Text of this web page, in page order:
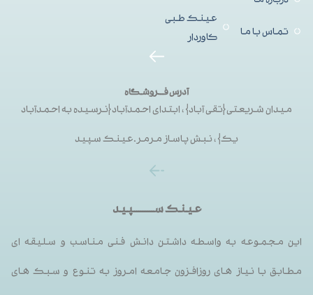
تماس با ما
عینک طبی
کاوردار
آدرس فــروشگاه
میدان شریعتی{تقی آباد}، ابتدای احمدآباد{نرسیده به احمدآباد
یک}، نبش پاساز مرمر.عینک سپید
عینک ســـــــــپید
این مجموعه به واسطه داشتن دانش فنی مناسب و سلیقه ای
مطابق با نیاز های روزافزون جامعه امروز به تنوع و سبک های